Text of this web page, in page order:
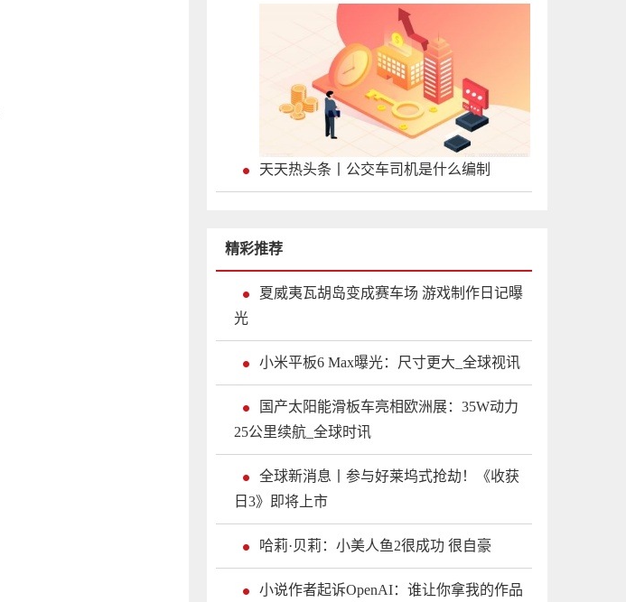
天天热头条丨公交车司机是什么编制
精彩推荐
夏威夷瓦胡岛变成赛车场 游戏制作日记曝
光
小米平板6 Max曝光：尺寸更大_全球视讯
国产太阳能滑板车亮相欧洲展：35W动力
25公里续航_全球时讯
全球新消息丨参与好莱坞式抢劫！《收获
日3》即将上市
哈莉·贝莉：小美人鱼2很成功 很自豪
小说作者起诉OpenAI：谁让你拿我的作品